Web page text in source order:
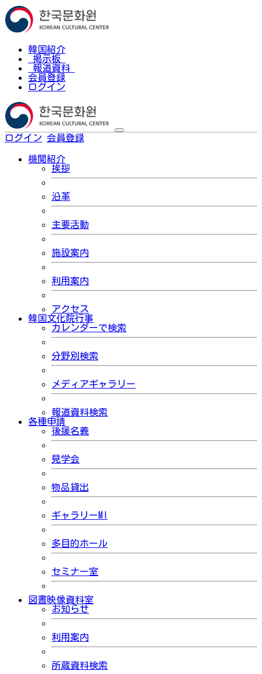
韓国紹介
掲示板
報道資料
会員登録
ログイン
ログイン 会員登録
機関紹介
挨拶
沿革
主要活動
施設案内
利用案内
アクセス
韓国文化院行事
カレンダーで検索
分野別検索
メディアギャラリー
報道資料検索
各種申請
後援名義
見学会
物品貸出
ギャラリーMI
多目的ホール
セミナー室
図書映像資料室
お知らせ
利用案内
所蔵資料検索